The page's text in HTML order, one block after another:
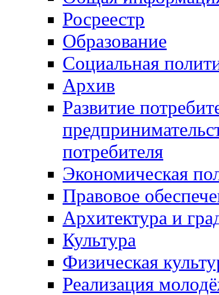
Росреестр
Образование
Социальная
Архив
Развитие
потребителя
Экономическая
Правовое
Архитектура и
Культура
Физическая
Реализация